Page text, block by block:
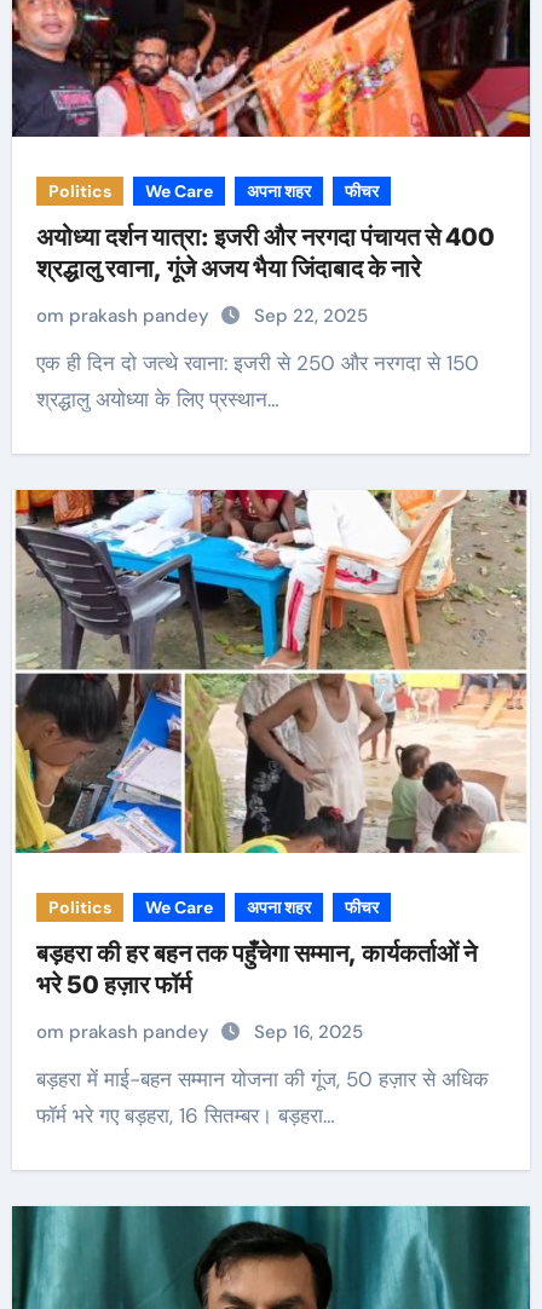
Politics We Care अपना शहर फीचर
अयोध्या दर्शन यात्रा: इजरी और नरगदा पंचायत से 400
श्रद्धालु रवाना, गूंजे अजय भैया जिंदाबाद के नारे
om prakash pandey Sep 22, 2025
एक ही दिन दो जत्थे रवाना: इजरी से 250 और नरगदा से 150
श्रद्धालु अयोध्या के लिए प्रस्थान…
Politics We Care अपना शहर फीचर
बड़हरा की हर बहन तक पहुँचेगा सम्मान, कार्यकर्ताओं ने
भरे 50 हज़ार फॉर्म
om prakash pandey Sep 16, 2025
बड़हरा में माई-बहन सम्मान योजना की गूंज, 50 हज़ार से अधिक
फॉर्म भरे गए बड़हरा, 16 सितम्बर। बड़हरा…